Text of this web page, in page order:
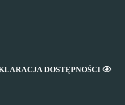
DOSTĘPNOŚCI